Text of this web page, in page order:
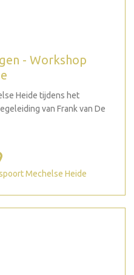
- Workshop
Heide tijdens het
van Frank van De
Mechelse Heide